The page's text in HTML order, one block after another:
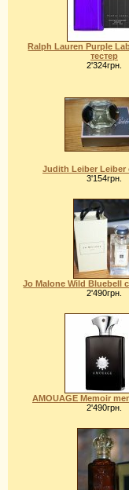
Ralph Lauren Purple
тестер
2'324грн.
Judith Leiber Leiber
3'154грн.
Jo Malone Wild Bluebell
2'490грн.
AMOUAGE Memoir
2'490грн.